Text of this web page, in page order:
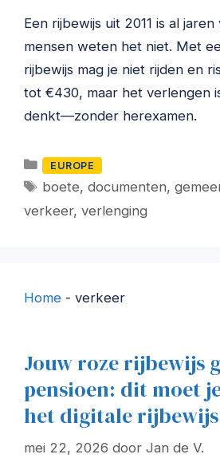
Een rijbewijs uit 2011 is al
mensen weten het niet. Met
rijbewijs mag je niet rijden en
tot €430, maar het verlengen
denkt—zonder herexamen.
Categorieën
EUROPE
Tags
boete,documenten,
verkeer, verlenging
Home - verkeer
Jouw roze rijbewijs
pensioen: dit moet
het digitale rijbewijs
mei 22, 2026 door Jan de V.